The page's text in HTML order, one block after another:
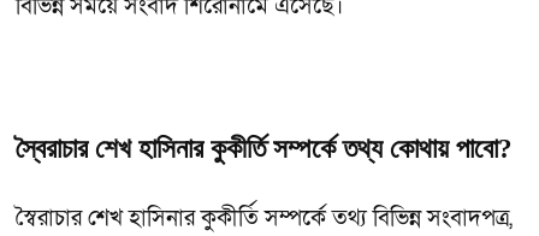
বিভিন্ন সময়ে সংবাদ শিরোনামে এসেছে।
স্বৈরাচার শেখ হাসিনার কুকীর্তি সম্পর্কে তথ্য কোথায় পাবো?
স্বৈরাচার শেখ হাসিনার কুকীর্তি সম্পর্কে তথ্য বিভিন্ন সংবাদপত্র,